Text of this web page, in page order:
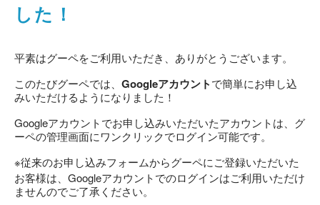
した！
平素はグーペをご利用いただき、ありがとうございます。
このたびグーペでは、 Googleアカウント で簡単にお申し込
みいただけるようになりました！
Googleアカウントでお申し込みいただいたアカウントは、グ
ーペの管理画面にワンクリックでログイン可能です。
※従来のお申し込みフォームからグーペにご登録いただいた
お客様は、 Googleアカウントでのログインはご利用いただけ
ませんのでご了承ください。